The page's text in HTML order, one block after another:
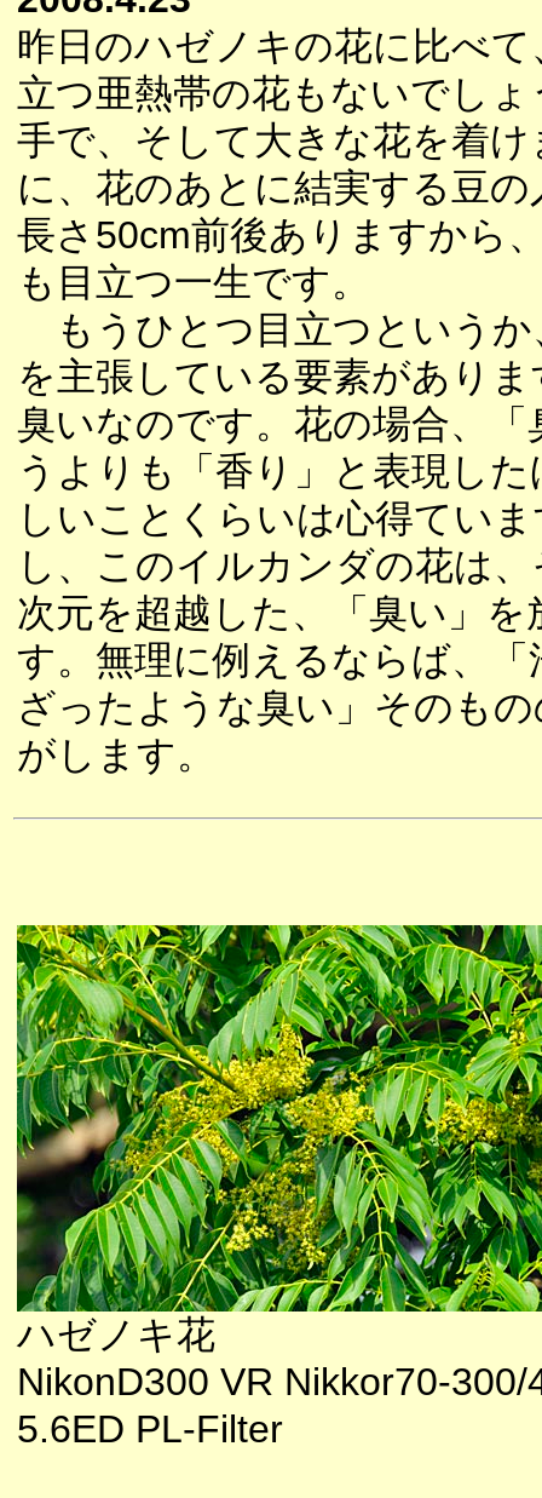
昨日のハゼノキの花に比べ
立つ亜熱帯の花もないでし
手で、そして大きな花を着
に、花のあとに結実する豆
長さ50cm前後ありますから
も目立つ一生です。
もうひとつ目立つというか
を主張している要素があり
臭いなのです。花の場合、「
うよりも「香り」と表現し
しいことくらいは心得てい
し、このイルカンダの花は
次元を超越した、「臭い」を
す。無理に例えるならば、「
ざったような臭い」そのも
がします。
ハゼノキ花
NikonD300 VR Nikkor70-300/
5.6ED PL-Filter